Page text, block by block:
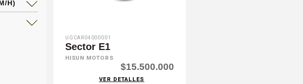
H)
UGCAR04000001
Sector E1
HISUN MOTORS
$15.500.000
VER DETALLES